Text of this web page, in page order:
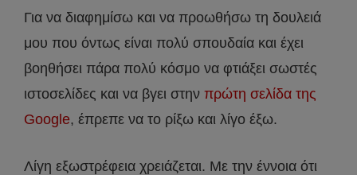
Για να διαφημίσω και να προωθήσω τη δουλειά
μου που όντως είναι πολύ σπουδαία και έχει
βοηθήσει πάρα πολύ κόσμο να φτιάξει σωστές
ιστοσελίδες και να βγει στην πρώτη σελίδα της
Google, έπρεπε να το ρίξω και λίγο έξω.
Λίγη εξωστρέφεια χρειάζεται. Με την έννοια ότι